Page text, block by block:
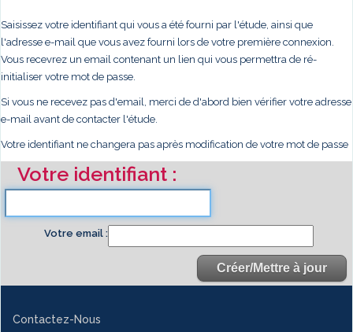
Saisissez votre identifiant qui vous a été fourni par l'étude, ainsi que
l'adresse e-mail que vous avez fourni lors de votre première connexion.
Vous recevrez un email contenant un lien qui vous permettra de ré-
initialiser votre mot de passe.
Si vous ne recevez pas d'email, merci de d'abord bien vérifier votre adresse
e-mail avant de contacter l'étude.
Votre identifiant ne changera pas après modification de votre mot de passe
Votre identifiant
Votre email
Contactez-Nous